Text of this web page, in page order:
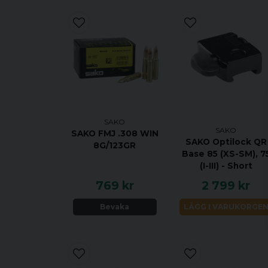
SAKO
SAKO FMJ .308 WIN
8G/123GR
769 kr
Bevaka
SAKO
SAKO Optilock QR
Base 85 (XS-SM),
(I-III) - Short
2 799 kr
LÄGG I VARUKORGEN